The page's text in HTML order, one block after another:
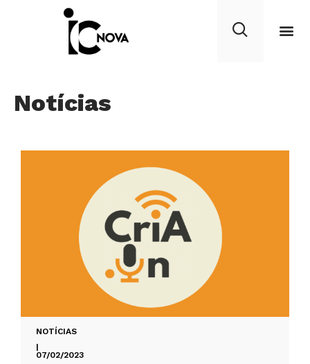
Notícias
NOTÍCIAS
|
07/02/2023